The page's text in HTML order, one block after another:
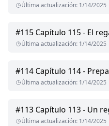
Última actualización: 1/14/2025
#115 Capítulo 115 - El
Última actualización: 1/14/2025
#114 Capítulo 114 -
Última actualización: 1/14/2025
#113 Capítulo 113 - Un
Última actualización: 1/14/2025